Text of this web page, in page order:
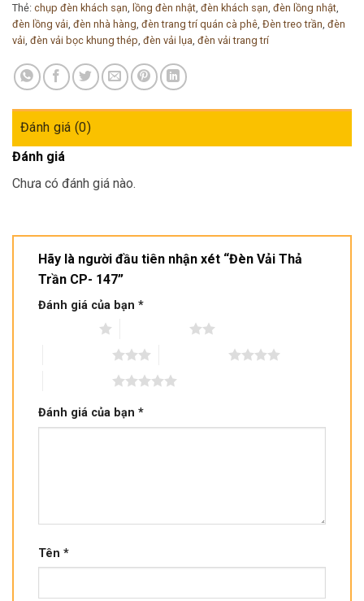
Thẻ: chụp đèn khách sạn lồng đèn nhật đèn khách sạn đèn lồng nhật
đèn lồng vải đèn nhà hàng đèn trang trí quán cà phê Đèn treo trần đèn
vải đèn vải bọc khung thép đèn vải lụa đèn vải trang trí
Đánh giá (0)
Đánh giá
Chưa có đánh giá nào.
Hãy là người đầu tiên nhận xét “Đèn Vải Thả
Trần CP- 147”
Đánh giá của bạn *
Đánh giá của bạn *
Tên *